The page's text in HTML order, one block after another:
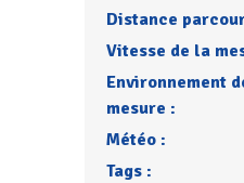
Distance
Vitesse de la
Environnement
mesure :
Météo :
Tags :